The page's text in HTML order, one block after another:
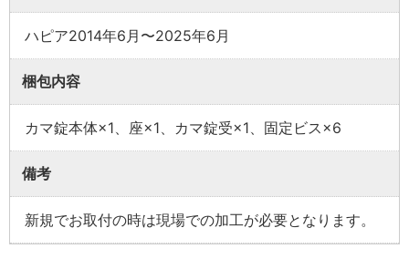
ハピア2014年6月〜2025年6月
梱包内容
カマ錠本体×1、座×1、カマ錠受×1、固定ビス×6
備考
新規でお取付の時は現場での加工が必要となります。